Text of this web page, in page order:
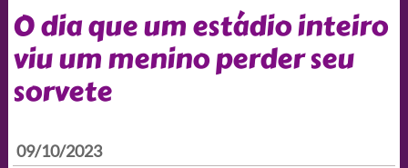
O dia que um estádio inteiro
viu um menino perder seu
sorvete
09/10/2023